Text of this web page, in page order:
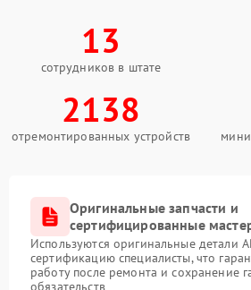
13
сотрудников в штате
2138
отремонтированных устройств
Оригинальные запчасти и
сертифицированные
Используются оригинальные детали
сертификацию специалисты, что
работу после ремонта и сохранение
обязательств